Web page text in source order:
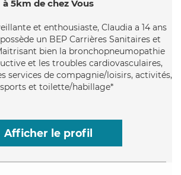
à 5km de chez Vous
et enthousiaste, Claudia a 14 ans
un BEP Carrières Sanitaires et
bien la bronchopneumopathie
et les troubles cardiovasculaires,
services de compagnie/loisirs, activités,
et toilette/habillage*
Afficher le profil